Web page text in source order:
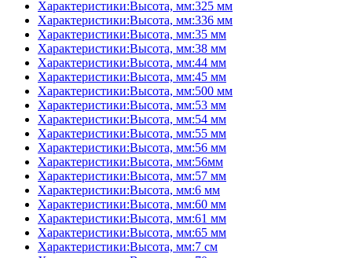
Характеристики:Высота, мм:325 мм
Характеристики:Высота, мм:336 мм
Характеристики:Высота, мм:35 мм
Характеристики:Высота, мм:38 мм
Характеристики:Высота, мм:44 мм
Характеристики:Высота, мм:45 мм
Характеристики:Высота, мм:500 мм
Характеристики:Высота, мм:53 мм
Характеристики:Высота, мм:54 мм
Характеристики:Высота, мм:55 мм
Характеристики:Высота, мм:56 мм
Характеристики:Высота, мм:56мм
Характеристики:Высота, мм:57 мм
Характеристики:Высота, мм:6 мм
Характеристики:Высота, мм:60 мм
Характеристики:Высота, мм:61 мм
Характеристики:Высота, мм:65 мм
Характеристики:Высота, мм:7 см